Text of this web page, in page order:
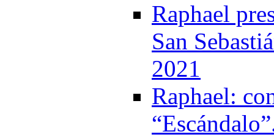
Raphael
San
2021
Raphael: